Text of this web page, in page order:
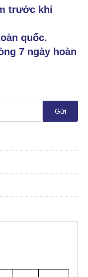
trước khi
quốc.
7 ngày hoàn
Gửi